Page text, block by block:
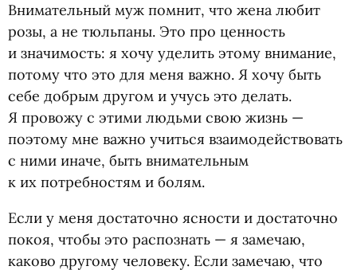
Внимательный муж помнит, что жена любит
розы, а не тюльпаны. Это про ценность
и значимость: я хочу уделить этому внимание,
потому что это для меня важно. Я хочу быть
себе добрым другом и учусь это делать.
Я провожу с этими людьми свою жизнь —
поэтому мне важно учиться взаимодействовать
с ними иначе, быть внимательным
к их потребностям и болям.
Если у меня достаточно ясности и достаточно
покоя, чтобы это распознать — я замечаю,
каково другому человеку. Если замечаю, что